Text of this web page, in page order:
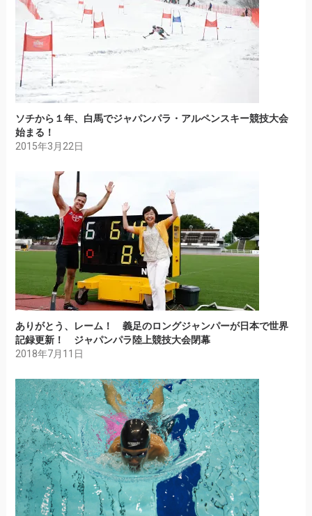
ソチから１年、白馬でジャパンパラ・アルペンスキー競技大会
始まる！
2015年3月22日
ありがとう、レーム！ 義足のロングジャンパーが日本で世界
記録更新！ ジャパンパラ陸上競技大会閉幕
2018年7月11日